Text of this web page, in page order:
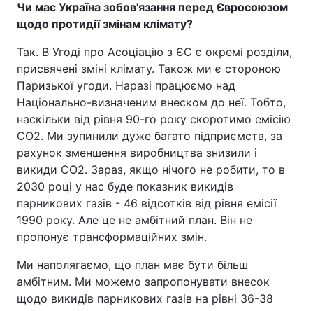
Чи має Україна зобов'язання перед Євросоюзом
щодо протидії змінам клімату?
Так. В Угоді про Асоціацію з ЄС є окремі розділи,
присвячені зміні клімату. Також ми є стороною
Паризької угоди. Наразі працюємо над
Національно-визначеним внеском до неї. Тобто,
наскільки від рівня 90-го року скоротимо емісію
СО2. Ми зупинили дуже багато підприємств, за
рахунок зменшення виробництва знизили і
викиди СО2. Зараз, якщо нічого не робити, то в
2030 році у нас буде показник викидів
парникових газів - 46 відсотків від рівня емісії
1990 року. Але це не амбітний план. Він не
пропонує трансформаційних змін.
Ми наполягаємо, що план має бути більш
амбітним. Ми можемо запропонувати внесок
щодо викидів парникових газів на рівні 36-38